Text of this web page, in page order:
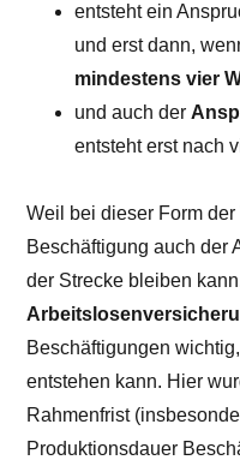
entsteht ein
und erst dann,
mindestens vier
und auch der
entsteht erst nach
Weil bei dieser Form
Beschäftigung auch der
der Strecke bleiben
Beschäftigungen
entstehen kann. Hier
Rahmenfrist
Produktionsdauer